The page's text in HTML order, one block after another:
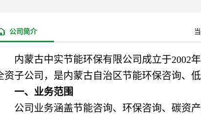
公司简介
内蒙古中实节能环保有限公司成立于2002
资子公司，是内蒙古自治区节能环保咨询、
一、业务范围
公司业务涵盖节能咨询、环保咨询、碳资产